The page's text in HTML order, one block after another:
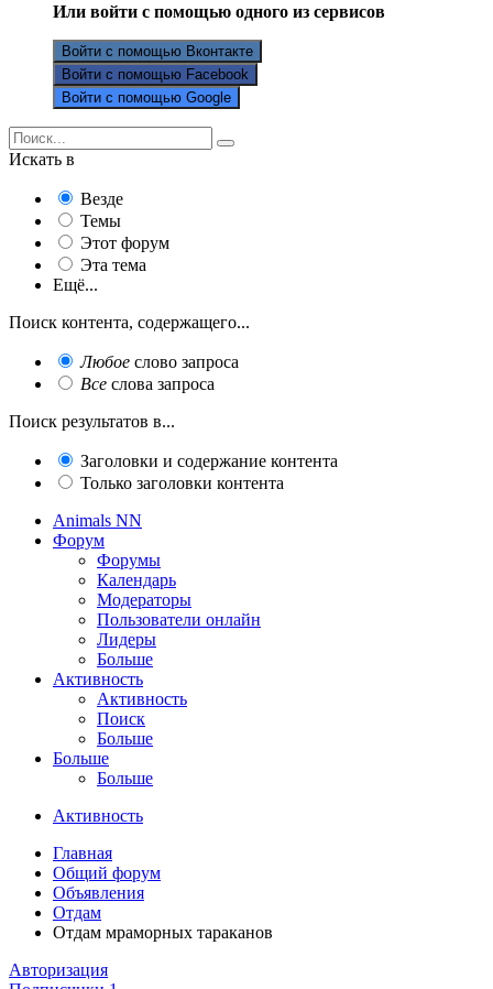
Или войти с помощью одного из сервисов
Войти с помощью Вконтакте
Войти с помощью Facebook
Войти с помощью Google
Искать в
Везде
Темы
Этот форум
Эта тема
Ещё...
Поиск контента, содержащего...
Любое слово запроса
Все слова запроса
Поиск результатов в...
Заголовки и содержание контента
Только заголовки контента
Animals NN
Форум
Форумы
Календарь
Модераторы
Пользователи онлайн
Лидеры
Больше
Активность
Активность
Поиск
Больше
Больше
Больше
Активность
Главная
Общий форум
Объявления
Отдам
Отдам мраморных тараканов
Авторизация